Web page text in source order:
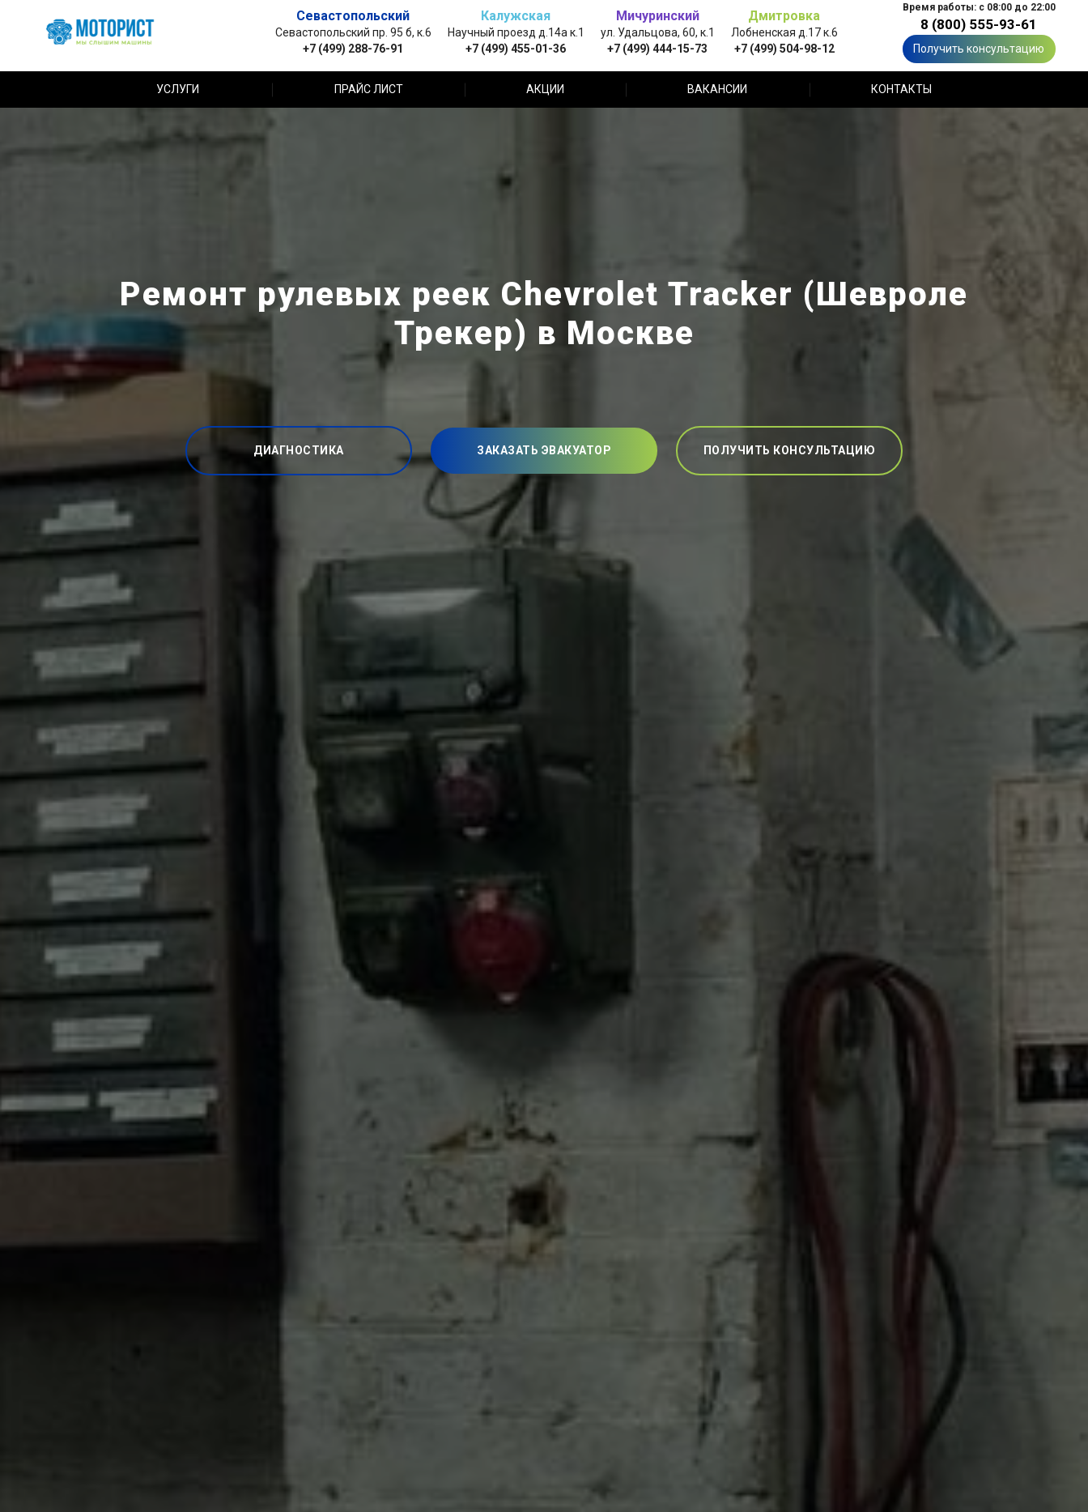
Севастопольский
Севастопольский пр. 95 б, к.6
+7 (499) 288-76-91
Калужская
Научный проезд д.14а к.1
+7 (499) 455-01-36
Мичуринский
ул. Удальцова, 60, к.1
+7 (499) 444-15-73
Дмитровка
Лобненская д.17 к.6
+7 (499) 504-98-12
Время работы: с 08:00 до 22:00
8 (800) 555-93-61
Получить консультацию
УСЛУГИ ПРАЙС ЛИСТ АКЦИИ ВАКАНСИИ КОНТАКТЫ
Ремонт рулевых реек Chevrolet Tracker (Шевроле
Трекер) в Москве
ДИАГНОСТИКА ЗАКАЗАТЬ ЭВАКУАТОР ПОЛУЧИТЬ КОНСУЛЬТАЦИЮ